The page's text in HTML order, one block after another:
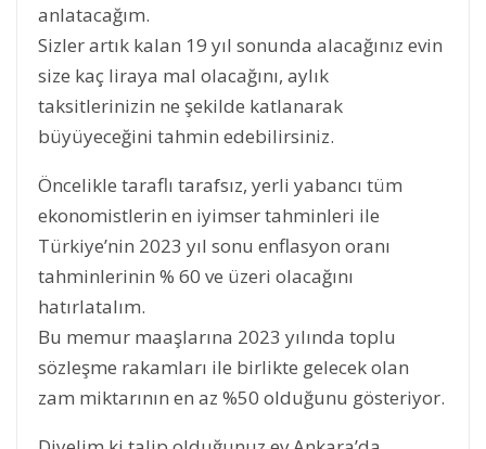
anlatacağım.
Sizler artık kalan 19 yıl sonunda alacağınız evin
size kaç liraya mal olacağını, aylık
taksitlerinizin ne şekilde katlanarak
büyüyeceğini tahmin edebilirsiniz.
Öncelikle taraflı tarafsız, yerli yabancı tüm
ekonomistlerin en iyimser tahminleri ile
Türkiye’nin 2023 yıl sonu enflasyon oranı
tahminlerinin % 60 ve üzeri olacağını
hatırlatalım.
Bu memur maaşlarına 2023 yılında toplu
sözleşme rakamları ile birlikte gelecek olan
zam miktarının en az %50 olduğunu gösteriyor.